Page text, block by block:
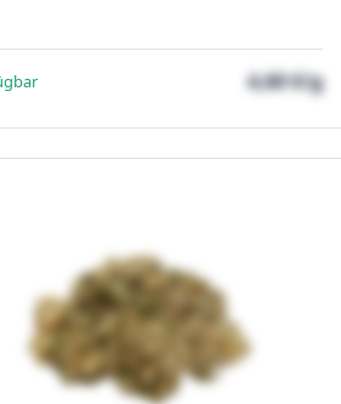
4,60 €/g